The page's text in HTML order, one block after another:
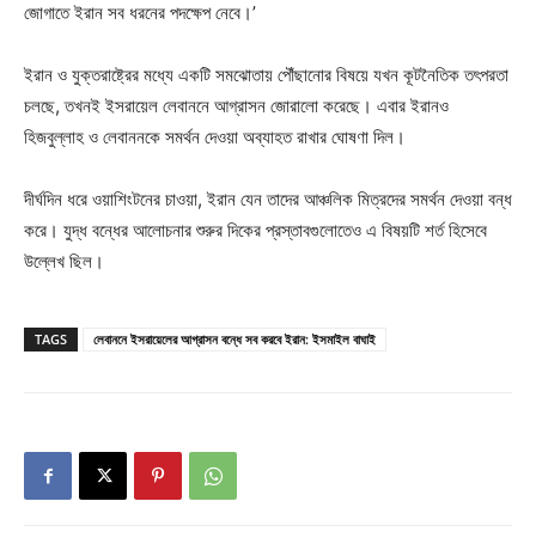
জোগাতে ইরান সব ধরনের পদক্ষেপ নেবে।’
ইরান ও যুক্তরাষ্ট্রের মধ্যে একটি সমঝোতায় পৌঁছানোর বিষয়ে যখন কূটনৈতিক তৎপরতা
চলছে, তখনই ইসরায়েল লেবাননে আগ্রাসন জোরালো করেছে। এবার ইরানও
হিজবুল্লাহ ও লেবাননকে সমর্থন দেওয়া অব্যাহত রাখার ঘোষণা দিল।
দীর্ঘদিন ধরে ওয়াশিংটনের চাওয়া, ইরান যেন তাদের আঞ্চলিক মিত্রদের সমর্থন দেওয়া বন্ধ
করে। যুদ্ধ বন্ধের আলোচনার শুরুর দিকের প্রস্তাবগুলোতেও এ বিষয়টি শর্ত হিসেবে
উল্লেখ ছিল।
TAGS লেবাননে ইসরায়েলের আগ্রাসন বন্ধে সব করবে ইরান: ইসমাইল বাঘাই